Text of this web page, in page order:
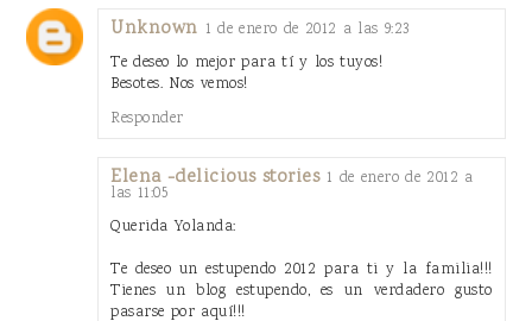
Unknown 1 de enero de 2012 a las 9:23
Te deseo lo mejor para tí y los tuyos!
Besotes. Nos vemos!
Responder
Elena -delicious stories 1 de enero de 2012 a
las 11:05
Querida Yolanda:
Te deseo un estupendo 2012 para ti y la familia!!!
Tienes un blog estupendo, es un verdadero gusto
pasarse por aquí!!!